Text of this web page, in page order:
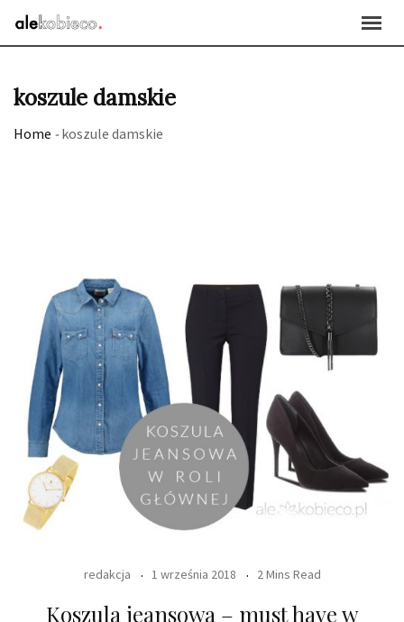
koszule damskie
Home -koszule damskie
redakcja 1 września 2018 2 Mins Read
Koszula jeansowa – must have w